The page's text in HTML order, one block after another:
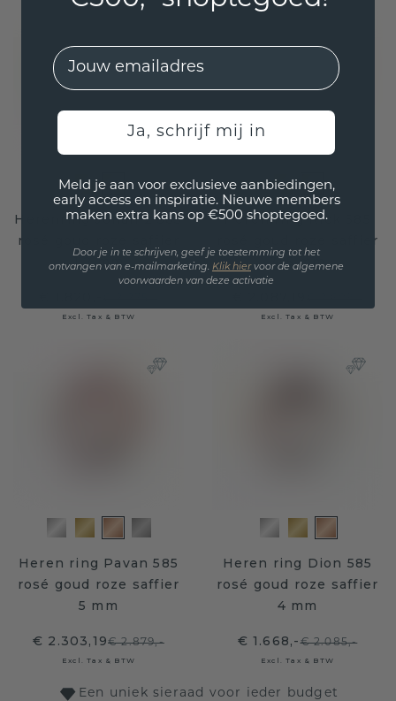
Herenring Johan 2 585
rosé goud roze saffier
1.2 mm
Excl. Tax & BTW
Heren ring Rick 585
rosé goud roze saffier
7x5 mm
Excl. Tax & BTW
Heren ring Pavan 585
rosé goud roze saffier
5 mm
€ 2.303,19€ 2.879,-
Excl. Tax & BTW
Heren ring Dion 585
rosé goud roze saffier
4 mm
€ 1.668,-€ 2.085,-
Excl. Tax & BTW
Een uniek sieraad voor ieder budget
EMail
Ja, schrijf mij in
Meld je aan voor exclusieve aanbiedingen,
early access en inspiratie. Nieuwe members
maken extra kans op €500 shoptegoed.
Door je in te schrijven, geef je toestemming tot het
ontvangen van e-mailmarketing. Klik hiervoor de algemene
voorwaarden van deze activatie